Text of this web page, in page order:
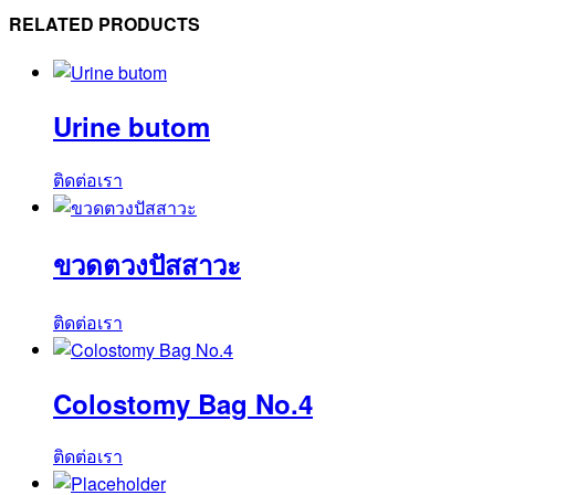
Tube
(SUCT30TC)
RELATED PRODUCTS
Urine butom
ติดต่อเรา
ขวดตวงปัสสาวะ
ติดต่อเรา
Colostomy Bag No.4
ติดต่อเรา